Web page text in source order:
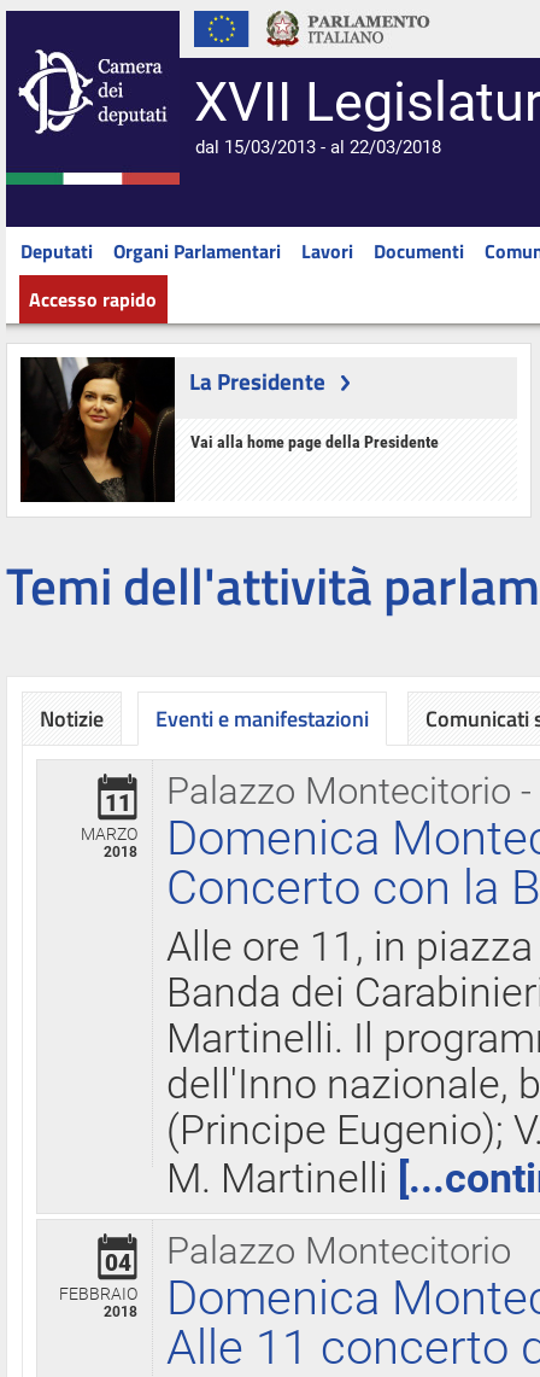
XVII
dal 15/03/2013 - al 22/03/2018
Deputati Organi Parlamentari Lavori Documenti
Accesso rapido
La Presidente
Vai alla home page della Presidente
Temi dell'attività
Notizie Eventi e manifestazioni
Palazzo Montecitorio
11
MARZO
2018
Domenica
Concerto con la
Alle ore 11, in
Banda dei
Martinelli. Il
dell'Inno nazionale,
(Principe Eugenio);
M. Martinelli
Palazzo Montecitorio
04
FEBBRAIO
2018
Domenica
Alle 11 concerto
Comunicati